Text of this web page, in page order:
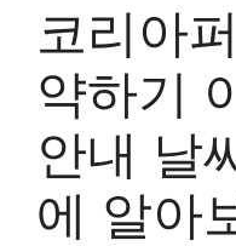
코리아
약하기
안내 날
에 알아